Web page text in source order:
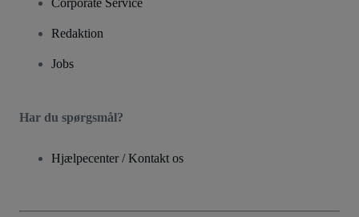
Redaktion
Jobs
Har du spørgsmål?
Hjælpecenter / Kontakt os